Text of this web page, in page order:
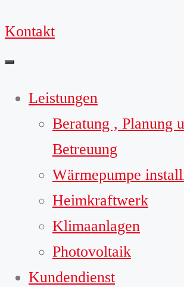
Kontakt
Leistungen
Beratung , Planung
Betreuung
Wärmepumpe
Heimkraftwerk
Klimaanlagen
Photovoltaik
Kundendienst